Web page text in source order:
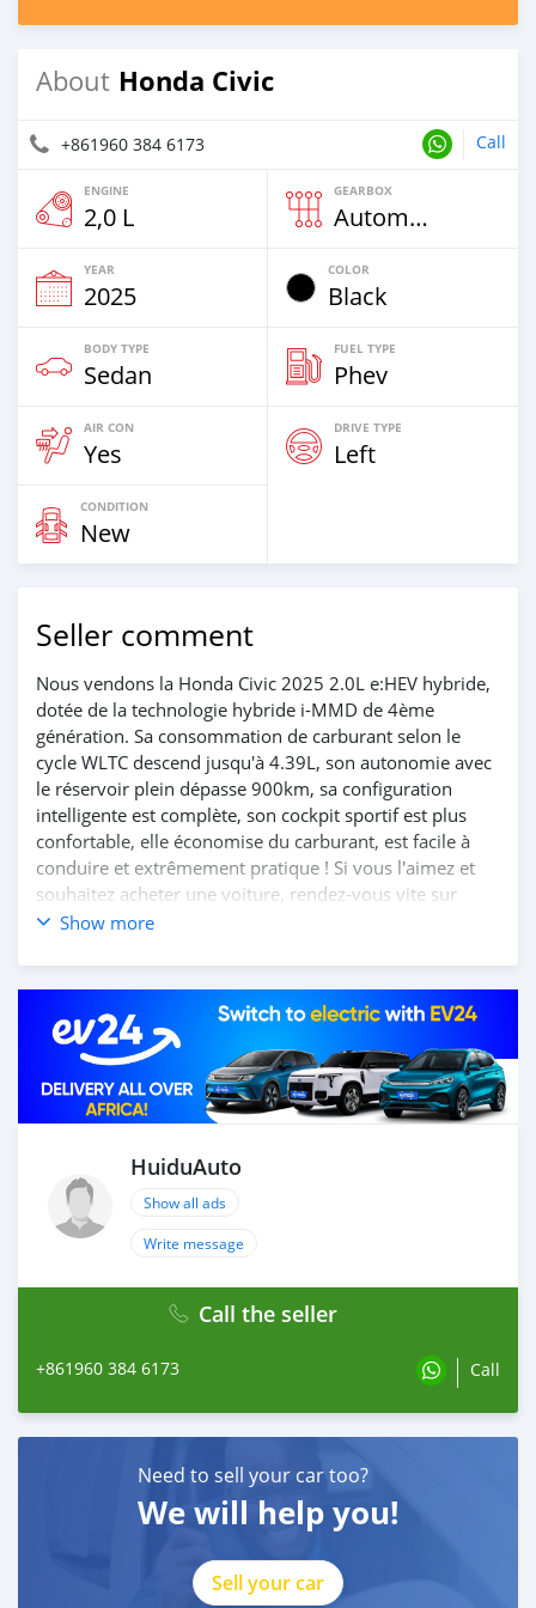
About Honda Civic
+861960 384 6173 Call
ENGINE
2,0 L
GEARBOX
Automatic
YEAR
2025
COLOR
Black
BODY TYPE
Sedan
FUEL TYPE
Phev
AIR CON
Yes
DRIVE TYPE
Left
CONDITION
New
Seller comment
Nous vendons la Honda Civic 2025 2.0L e:HEV hybride,
dotée de la technologie hybride i-MMD de 4ème
génération. Sa consommation de carburant selon le
cycle WLTC descend jusqu'à 4.39L, son autonomie avec
le réservoir plein dépasse 900km, sa configuration
intelligente est complète, son cockpit sportif est plus
confortable, elle économise du carburant, est facile à
conduire et extrêmement pratique ! Si vous l'aimez et
souhaitez acheter une voiture, rendez-vous vite sur
notre site web https://www.huiduauto.com/ pour nous
+8619603846173
Show more
HuiduAuto
Show all ads
Write message
Call the seller
+861960 384 6173 Call
Need to sell your car too?
We will help you!
Sell your car